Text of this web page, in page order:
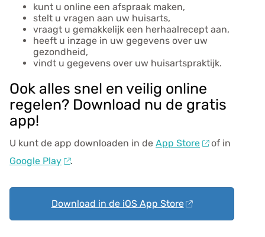
kunt u online een afspraak maken,
stelt u vragen aan uw huisarts,
vraagt u gemakkelijk een herhaalrecept aan,
heeft u inzage in uw gegevens over uw
gezondheid,
vindt u gegevens over uw huisartspraktijk.
Ook alles snel en veilig online
regelen? Download nu de gratis
app!
U kunt de app downloaden in de App Store
of in
Google Play
.
Download in de iOS App Store